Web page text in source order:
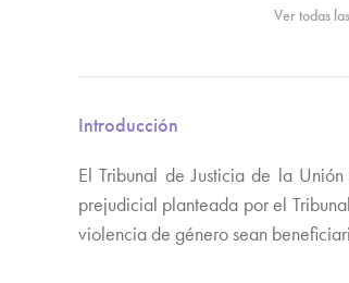
Ver todas
Introducción
El Tribunal de Justicia de la
prejudicial planteada por el
violencia de género sean